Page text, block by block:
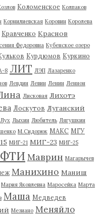
Коломенское Колпаков
Корнилиевская Коровин Королева
Кравченко Краснов
Федоровна Кубенское озеро
Курдюмов Куркино
8 ЛИТ ЛЭП Лазаренко
Левдин Левин Ленин Леннон
Лисковая Лихотэ
Лоскутов Луганский
Лух Лыхин Любитель Лягушкин
М.Сидорюк МАКС МГУ
МИГ-21 МИГ-23 МИГ-25
Маврин Магарычев
Манихино Маниш
Мария Яковлевна Маросейка Марта
Маша Медведев
Мезиано Меняйло